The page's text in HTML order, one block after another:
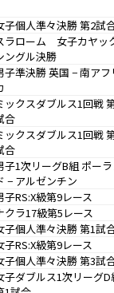
子個人準々決勝 第2試
ラローム 女子カヤッ
ングル決勝
子準決勝 英国 − 南アフ
ックスダブルス1回戦
合
ックスダブルス1回戦
合
子1次リーグB組 ポー
− アルゼンチン
子RS:X級第9レース
クラ17級第5レース
子個人準々決勝 第1試
子RS:X級第9レース
子個人準々決勝 第3試
子ダブルス1次リーグD